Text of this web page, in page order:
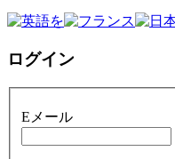
ログイン
Eメール